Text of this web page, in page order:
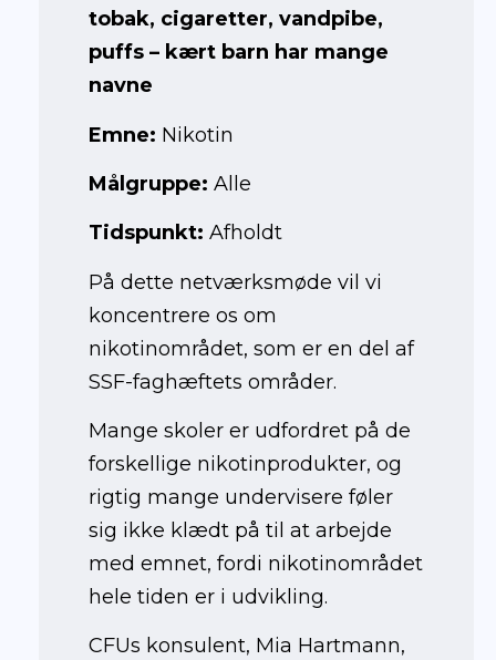
tobak, cigaretter, vandpibe,
puffs – kært barn har mange
navne
Emne: Nikotin
Målgruppe: Alle
Tidspunkt: Afholdt
På dette netværksmøde vil vi
koncentrere os om
nikotinområdet, som er en del af
SSF-faghæftets områder.
Mange skoler er udfordret på de
forskellige nikotinprodukter, og
rigtig mange undervisere føler
sig ikke klædt på til at arbejde
med emnet, fordi nikotinområdet
hele tiden er i udvikling.
CFUs konsulent, Mia Hartmann,